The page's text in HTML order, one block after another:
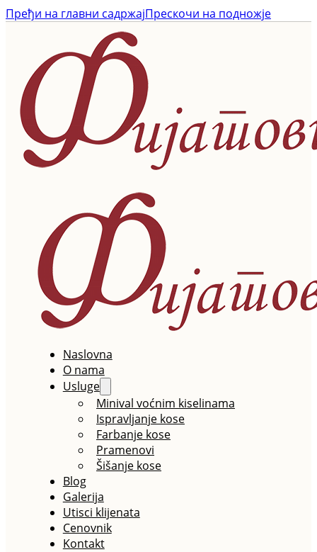
Пређи на главни садржајПрескочи на подножје
Naslovna
O nama
Usluge
Minival voćnim kiselinama
Ispravljanje kose
Farbanje kose
Pramenovi
Šišanje kose
Blog
Galerija
Utisci klijenata
Cenovnik
Kontakt